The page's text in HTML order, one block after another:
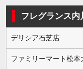
フレグランス内
デリシア石芝店
ファミリーマート松本